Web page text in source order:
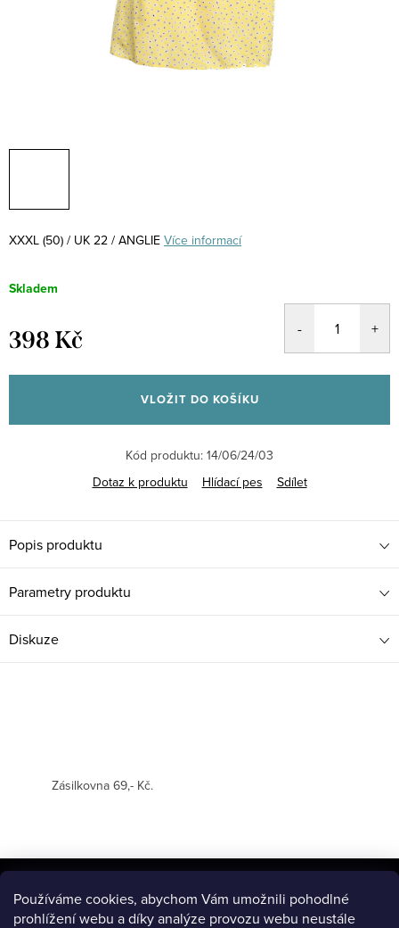
Používáme cookies, abychom Vám umožnili pohodlné
prohlížení webu a díky analýze provozu webu neustále
XXXL (50) / UK 22 / ANGLIE Více informací
Skladem
398 Kč
cena:
VLOŽIT DO KOŠÍKU
Kód produktu: 14/06/24/03
Dotaz k produktu
Hlídací pes Sdílet
Popis produktu
Parametry produktu
Diskuze
Zásilkovna 69,- Kč.
Z
BLOG